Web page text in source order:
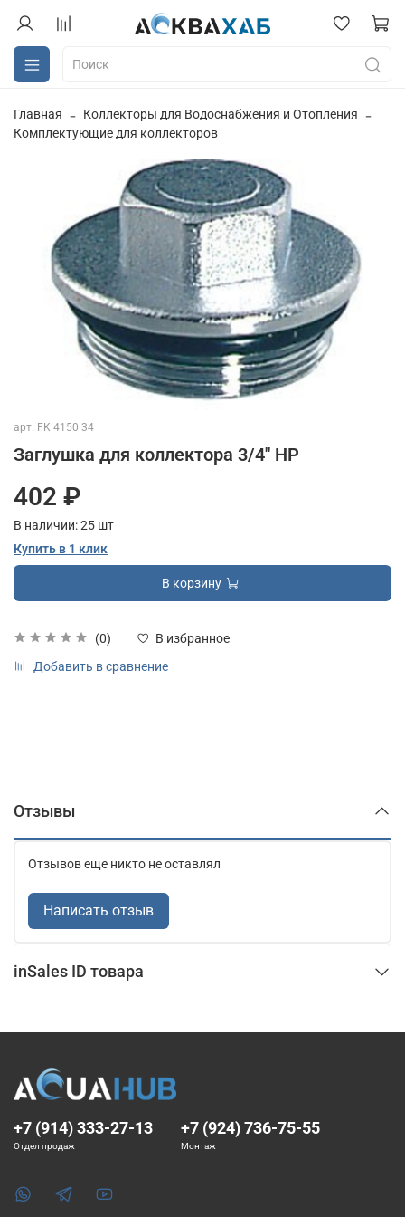
Главная
Коллекторы для Водоснабжения и Отопления
Комплектующие для коллекторов
арт. FK 4150 34
Заглушка для коллектора 3/4" НР
(0)
В избранное
Добавить в сравнение
402 ₽
В наличии:25 шт
Купить в 1 клик
В корзину
Отзывы
Отзывов еще никто не оставлял
Написать отзыв
inSales ID товара
+7 (914) 333-27-13
Отдел продаж
+7 (924) 736-75-55
Монтаж